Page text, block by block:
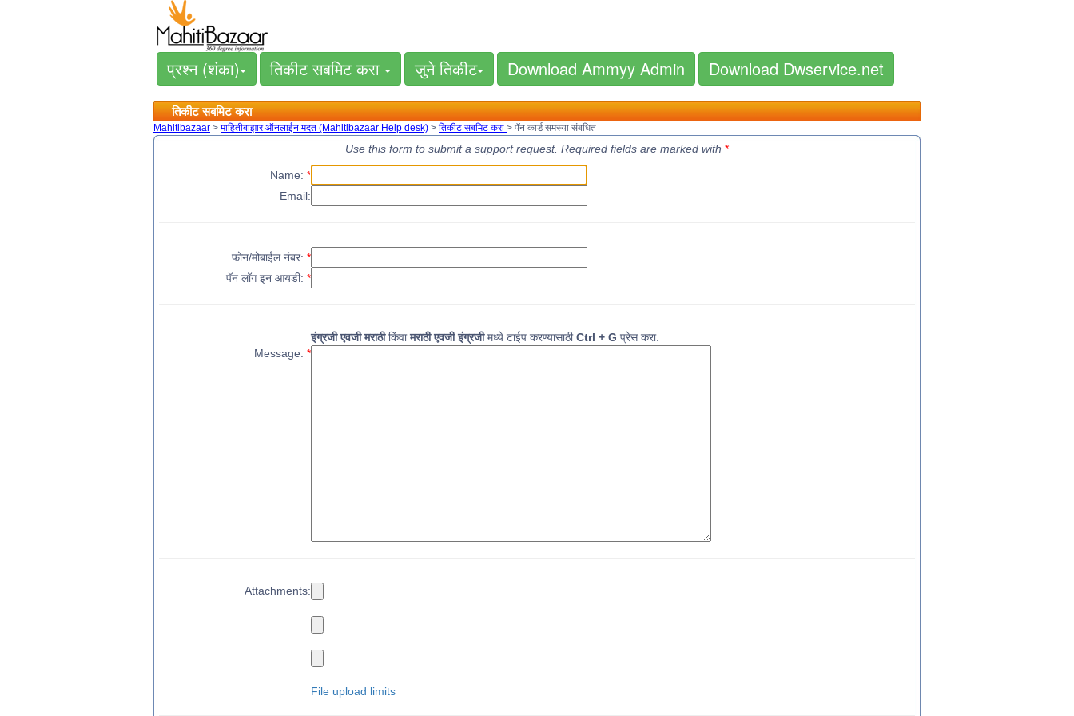
प्रश्न (शंका) तिकीट सबमिट करा जुने तिकीट Download Ammyy Admin Download Dwservice.net
तिकीट सबमिट करा
Mahitibazaar > माहितीबाझार ऑनलाईन मदत (Mahitibazaar Help desk) > तिकीट सबमिट करा > पॅन कार्ड समस्या संबधित
Use this form to submit a support request. Required fields are marked with *
Name: *
Email:
फोन/मोबाईल नंबर: *
पॅन लॉग इन आयडी: *
इंग्रजी एवजी मराठीकिंवामराठी एवजी इंग्रजीमध्ये टाईप करण्यासाठीCtrl + G प्रेस करा.
Message: *
Attachments:
File upload limits